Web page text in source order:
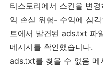
티스토리에서 스킨을 변
익 손실 위험- 수익에 심
트에서 발견된 ads.txt 파
메시지를 확인했습니다.
ads.txt를 찾을 수 없음 메